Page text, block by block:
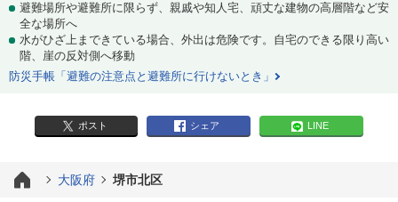
避難場所や避難所に限らず、親戚や知人宅、頑丈な建物の高層階など安
全な場所へ
水がひざ上まできている場合、外出は危険です。自宅のできる限り高い
階、崖の反対側へ移動
防災手帳「避難の注意点と避難所に行けないとき」
ポスト シェア LINE
大阪府 堺市北区